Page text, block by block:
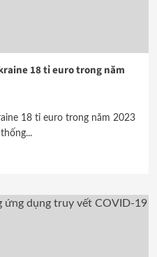
18 tỉ euro trong năm
18 tỉ euro trong năm 2023